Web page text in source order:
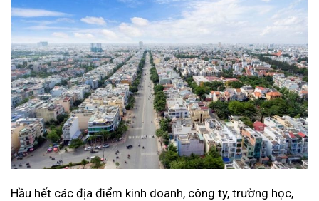
Hầu hết các địa điểm kinh doanh, công ty, trường học,